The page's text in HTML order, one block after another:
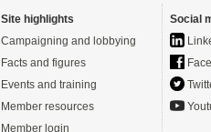
Site highlights
Campaigning and lobbying
Facts and figures
Events and training
Member resources
Member login
Social